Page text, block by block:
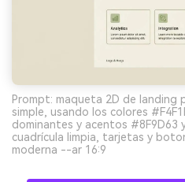
Prompt: maqueta 2D de landing
simple, usando los colores
dominantes y acentos #8F9D63
cuadrícula limpia, tarjetas y
moderna --ar 16:9